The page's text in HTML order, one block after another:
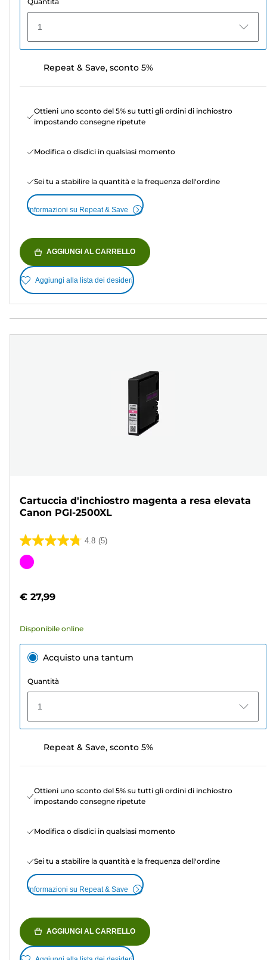
1
Repeat & Save, sconto 5%
Ottieni uno sconto del 5% su tutti gli ordini di inchiostro
impostando consegne ripetute
Modifica o disdici in qualsiasi momento
Sei tu a stabilire la quantità e la frequenza dell'ordine
Informazioni su Repeat & Save
AGGIUNGI AL CARRELLO
Aggiungi alla lista dei desideri
Cartuccia d'inchiostro magenta a resa elevata
Canon PGI-2500XL
4.8 (5)
4.8
su
5
Cartuccia
colori
€ 27,99
Disponibile online
Acquisto una tantum
Quantità
1
Repeat & Save, sconto 5%
Ottieni uno sconto del 5% su tutti gli ordini di inchiostro
impostando consegne ripetute
Modifica o disdici in qualsiasi momento
Sei tu a stabilire la quantità e la frequenza dell'ordine
Informazioni su Repeat & Save
AGGIUNGI AL CARRELLO